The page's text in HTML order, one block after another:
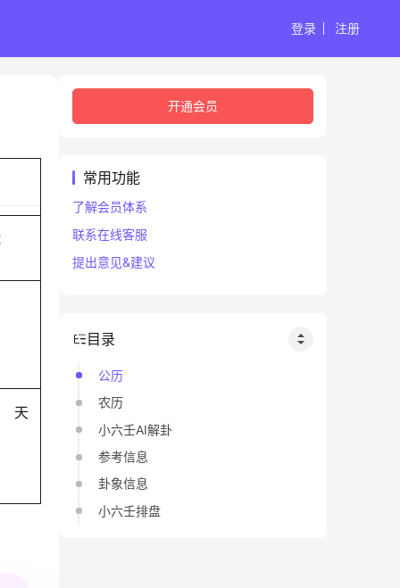
登录 注册
天
开通会员
常用功能
了解会员体系
联系在线客服
提出意见&建议
目录
公历
农历
小六壬AI解卦
参考信息
卦象信息
小六壬排盘